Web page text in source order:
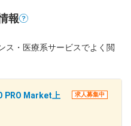
報
ス・医療系サービスでよく閲
PRO Market上
求人募集中